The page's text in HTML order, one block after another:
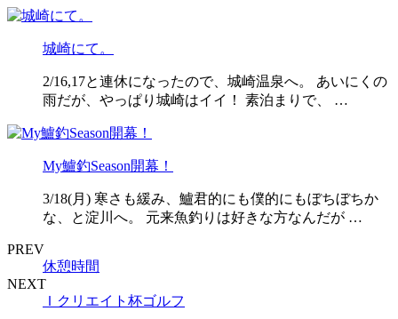
城崎にて。
2/16,17と連休になったので、城崎温泉へ。 あいにくの
雨だが、やっぱり城崎はイイ！ 素泊まりで、 …
My鱸釣Season開幕！
3/18(月) 寒さも緩み、鱸君的にも僕的にもぼちぼちか
な、と淀川へ。 元来魚釣りは好きな方なんだが …
PREV
休憩時間
NEXT
Ｉクリエイト杯ゴルフ